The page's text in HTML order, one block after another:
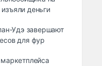
деньги
Удэ зaвepшaют
для фyp